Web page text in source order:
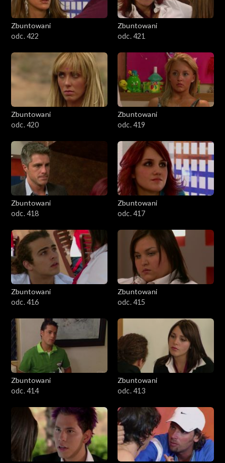
Zbuntowani
odc. 422
Zbuntowani
odc. 421
Zbuntowani
odc. 420
Zbuntowani
odc. 419
Zbuntowani
odc. 418
Zbuntowani
odc. 417
Zbuntowani
odc. 416
Zbuntowani
odc. 415
Zbuntowani
odc. 414
Zbuntowani
odc. 413